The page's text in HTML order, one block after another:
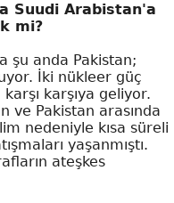
Suudi Arabistan'a
mi?
şu anda Pakistan;
İki nükleer güç
karşıya geliyor.
ve Pakistan arasında
nedeniyle kısa süreli
yaşanmıştı.
ateşkes